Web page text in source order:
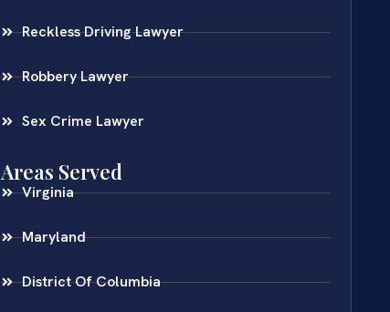
Reckless Driving Lawyer
Robbery Lawyer
Sex Crime Lawyer
Areas Served
Virginia
Maryland
District Of Columbia